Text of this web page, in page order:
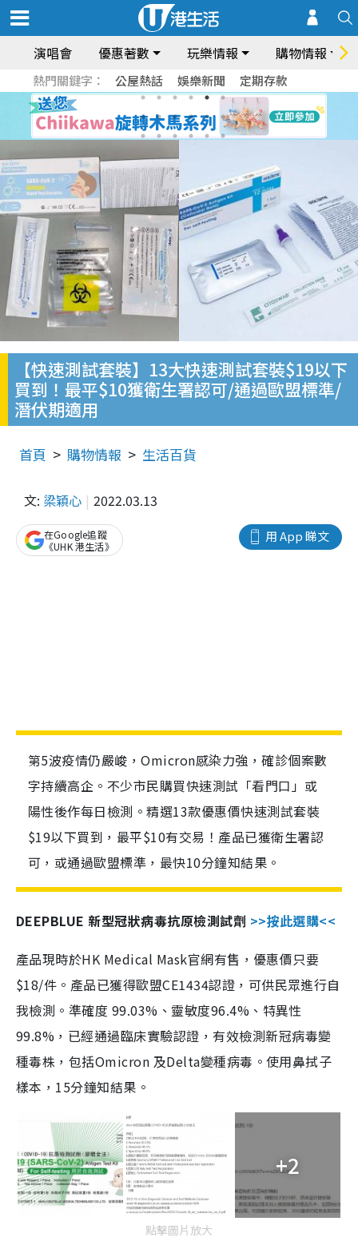
演唱會 優惠著數 玩樂情報 購物情報
熱門關鍵字： 公屋熱話 娛樂新聞 定期存款
【快速測試套裝】13大快速測試套裝$19以下
買到！最平$10獲衛生署認可/通過歐盟標準/
潛伏期適用
首頁 購物情報 生活百貨
文: 梁穎心 2022.03.13
用 App 睇文
在Google追蹤
《UHK 港生活》
第5波疫情仍嚴峻，Omicron感染力強，確診個案數
字持續高企。不少市民購買快速測試「看門口」或
陽性後作每日檢測。精選13款優惠價快速測試套裝
$19以下買到，最平$10有交易！產品已獲衛生署認
可，或通過歐盟標準，最快10分鐘知結果。
DEEPBLUE 新型冠狀病毒抗原檢測試劑 >>按此選購<<
產品現時於HK Medical Mask官網有售，優惠價只要
$18/件。產品已獲得歐盟CE1434認證，可供民眾進行自
我檢測。準確度 99.03%、靈敏度96.4%、特異性
99.8%，已經通過臨床實驗認證，有效檢測新冠病毒變
種毒株，包括Omicron 及Delta變種病毒。使用鼻拭子
樣本，15分鐘知結果。
+2
點擊圖片放大